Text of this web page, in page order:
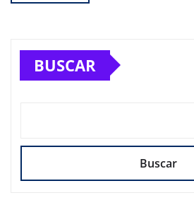
BUSCAR
Buscar